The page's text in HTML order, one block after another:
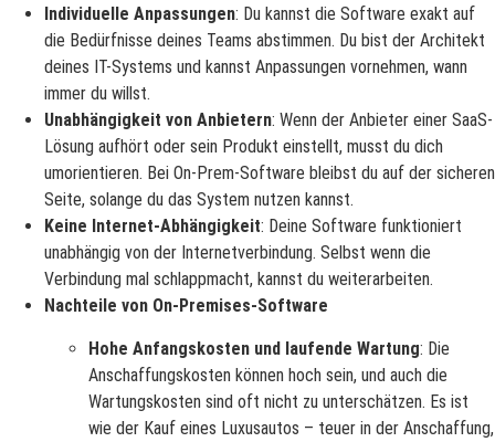
Individuelle Anpassungen: Du kannst die Software exakt auf
die Bedürfnisse deines Teams abstimmen. Du bist der Architekt
deines IT-Systems und kannst Anpassungen vornehmen, wann
immer du willst.
Unabhängigkeit von Anbietern: Wenn der Anbieter einer SaaS-
Lösung aufhört oder sein Produkt einstellt, musst du dich
umorientieren. Bei On-Prem-Software bleibst du auf der sicheren
Seite, solange du das System nutzen kannst.
Keine Internet-Abhängigkeit: Deine Software funktioniert
unabhängig von der Internetverbindung. Selbst wenn die
Verbindung mal schlappmacht, kannst du weiterarbeiten.
Nachteile von On-Premises-Software
Hohe Anfangskosten und laufende Wartung: Die
Anschaffungskosten können hoch sein, und auch die
Wartungskosten sind oft nicht zu unterschätzen. Es ist
wie der Kauf eines Luxusautos – teuer in der Anschaffung,